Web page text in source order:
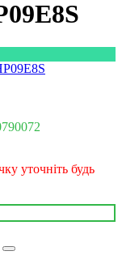
уточніть будь